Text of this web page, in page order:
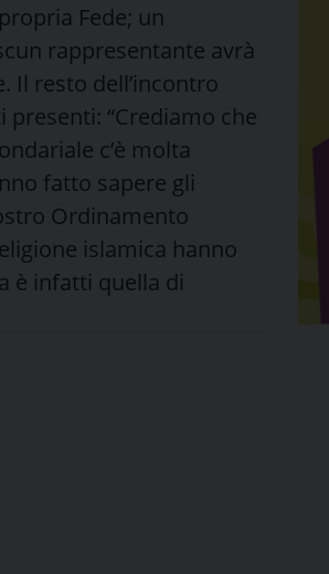
Fede; un
rappresentante avrà
Il resto dell’incontro
“Crediamo che
c’è molta
fatto sapere gli
Ordinamento
islamica hanno
è infatti quella di